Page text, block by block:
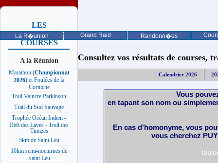
La R�union Grand Raid Randonn�es
LES
PROCHAINES
COURSES
A la Réunion
Marathon (Championnat
2026) et Foulées de la
Corniche
Trail Vaincre Parkinson
Trail du Sud Sauvage
Trophée Océan Indien -
Défi des Laves - Trail des
Timizes
5km de Saint Leu
10km semi-nocturnes de
Saint Leu
Consultez vos résultats de courses,
Calendrier 2026
Vous
en tapant son nom ou
En cas d'homonyme, vous
vous cherchez